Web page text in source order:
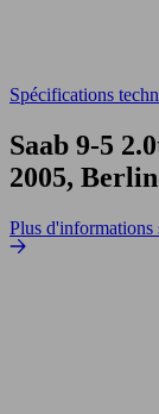
Spécifications
Saab 9-5
2005,
Plus d'informations